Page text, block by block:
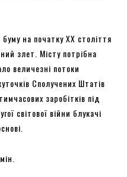
на початку XX століття
злет. Місту потрібна
величезні потоки
Сполучених Штатів
заробітків під
світової війни блукачі